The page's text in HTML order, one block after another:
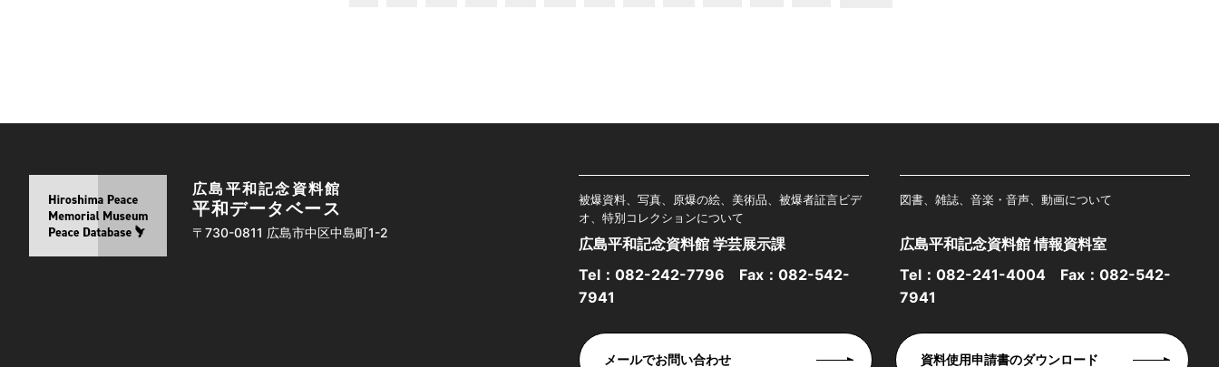
広島平和記念資料館
平和データベース
〒730-0811 広島市中区中島町1-2
被爆資料、写真、原爆の絵、美術品、被爆者証言ビデ
オ、特別コレクションについて
広島平和記念資料館 学芸展示課
Tel： 082-242-7796 Fax：082-542-
7941
図書、雑誌、音楽・音声、動画について
広島平和記念資料館 情報資料室
Tel： 082-241-4004 Fax：082-542-
7941
メールでお問い合わせ 資料使用申請書のダウンロード